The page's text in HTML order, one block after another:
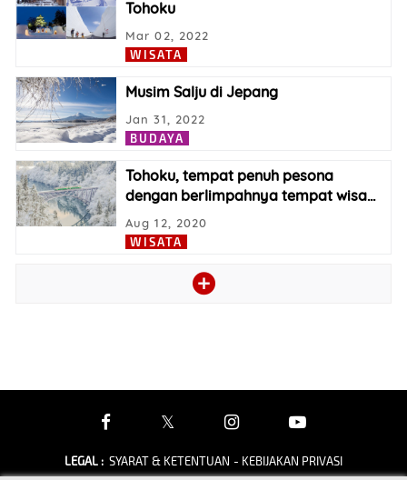
Tohoku
WISATA
Mar 02, 2022
Musim Salju di Jepang
BUDAYA
Jan 31, 2022
Tohoku, tempat penuh pesona
dengan berlimpahnya tempat wisa…
WISATA
Aug 12, 2020
LEGAL: SYARAT & KETENTUAN - KEBIJAKAN PRIVASI